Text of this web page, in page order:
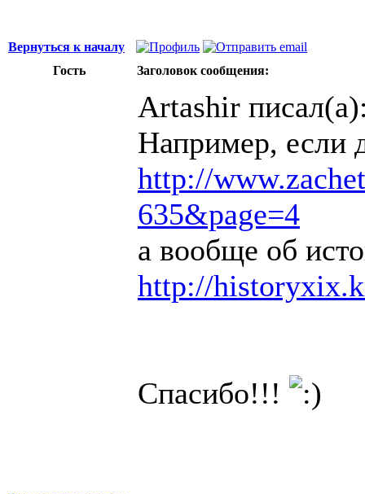
Вернуться к началу
Гость
Заголовок сообщения:
Artashir
Например, если
http://
635&page=4
а вообще об
http://
Спасибо!!!